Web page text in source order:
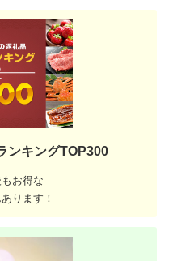
ンキングTOP300
お得な
ります！